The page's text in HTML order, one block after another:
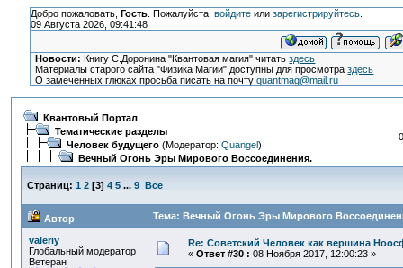
Добро пожаловать, Гость. Пожалуйста, войдитеили зарегистрируйтесь.
09 Августа 2026, 09:41:48
Новости: Книгу С.Доронина "Квантовая магия" читатьздесь
Материалы старого сайта "Физика Магии" доступны для просмотраздесь
О замеченных глюках просьба писать на почтуquantmag@mail.ru
Квантовый Портал
Тематические разделы
Человек будущего(Модератор: Quangel)
Вечный Огонь Эры Мирового Воссоединения.
Страниц: 1 2[3] 4 5 ... 9 Все
Автор Тема: Вечный Огонь Эры Мирового
valeriy
Глобальный модератор
Ветеран
Re: Советский Человек как вершина
« Ответ #30 : 08 Ноября 2017, 12:00:23 »